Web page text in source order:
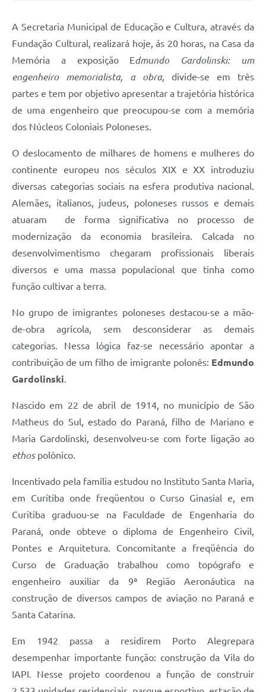
Chamamento Público para Artistas Locais
Projeto Nascente Viva
Agência do Trabalhador
Previdência Complementar
Telefones Prefeitura Municipal
Feriados Municipais
Imprensa
Plantão das Funerárias
Recebimento de Recursos
Galeria de Fotos
Audiências Públicas
Carta de Serviços
Galeria de Vídeos
Projetos
Logo Prefeitura de São Mateus do Sul
Links
SIC
Briefing de Ações, Divulgações e Eventos
Solicitação de Remoção: Instituições Escolares
A Secretaria Municipal de Educação e Cultura, através da
Fundação Cultural, realizará hoje, ás 20 horas, na Casa da
Memória a exposição Edmundo Gardolinski: um
engenheiro memorialista, a obra, divide-se em três
partes e tem por objetivo apresentar a trajetória histórica
de uma engenheiro que preocupou-se com a memória
dos Núcleos Coloniais Poloneses.
O deslocamento de milhares de homens e mulheres do
continente europeu nos séculos XIX e XX introduziu
diversas categorias sociais na esfera produtiva nacional.
Alemães, italianos, judeus, poloneses russos e demais
atuaram de forma significativa no processo de
modernização da economia brasileira. Calcada no
desenvolvimentismo chegaram profissionais liberais
diversos e uma massa populacional que tinha como
função cultivar a terra.
No grupo de imigrantes poloneses destacou-se a mão-
de-obra agrícola, sem desconsiderar as demais
categorias. Nessa lógica faz-se necessário apontar a
contribuição de um filho de imigrante polonês: Edmundo
Gardolinski.
Nascido em 22 de abril de 1914, no município de São
Matheus do Sul, estado do Paraná, filho de Mariano e
Maria Gardolinski, desenvolveu-se com forte ligação ao
ethospolônico.
Incentivado pela família estudou no Instituto Santa Maria,
em Curitiba onde freqüentou o Curso Ginasial e, em
Curitiba graduou-se na Faculdade de Engenharia do
Paraná, onde obteve o diploma de Engenheiro Civil,
Pontes e Arquitetura. Concomitante a freqüência do
Curso de Graduação trabalhou como topógrafo e
engenheiro auxiliar da 9ª Região Aeronáutica na
construção de diversos campos de aviação no Paraná e
Santa Catarina.
Em 1942 passa a residirem Porto Alegrepara
desempenhar importante função: construção da Vila do
IAPI. Nesse projeto coordenou a função de construir